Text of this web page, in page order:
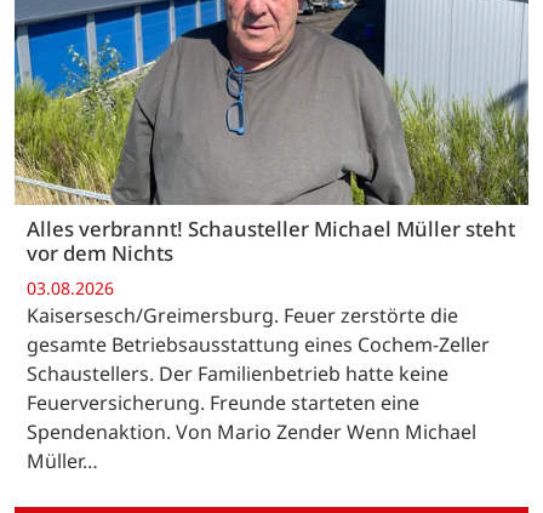
Alles verbrannt! Schausteller Michael Müller steht
vor dem Nichts
03.08.2026
Kaisersesch/Greimersburg. Feuer zerstörte die
gesamte Betriebsausstattung eines Cochem-Zeller
Schaustellers. Der Familienbetrieb hatte keine
Feuerversicherung. Freunde starteten eine
Spendenaktion. Von Mario Zender Wenn Michael
Müller…